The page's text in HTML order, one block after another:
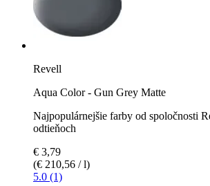
Revell
Aqua Color - Gun Grey Matte
Najpopulárnejšie farby od spoločnosti
odtieňoch
€ 3,79
(€ 210,56 / l)
5.0 (1)